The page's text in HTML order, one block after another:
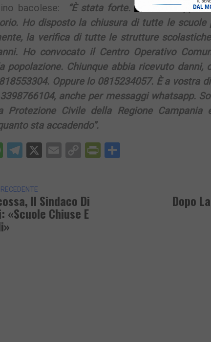
bacolese:
“È stata forte. Abbiamo
Ho disposto la chiusura di tutte le scuole
la verifica di tutte le strutture
Ho convocato il Centro Operativo
popolazione. Chiunque abbia ricevuto
Oppure lo 0815234057. È a vostra
anche per messaggi whatsapp.
Protezione Civile della Regione Campania
sta accadendo”.
WhatsApp
Telegram
X EmailCopyPrintFriendly
Il Sindaco Di
«Scuole Chiuse E
Dopo